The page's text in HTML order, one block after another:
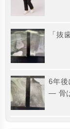
「抜
6年後
― 骨